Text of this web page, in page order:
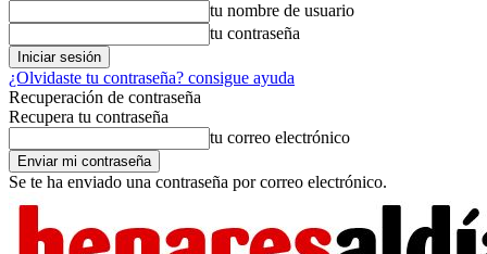
tu nombre de usuario
tu contraseña
¿Olvidaste tu contraseña? consigue ayuda
Recuperación de contraseña
Recupera tu contraseña
tu correo electrónico
Se te ha enviado una contraseña por correo electrónico.